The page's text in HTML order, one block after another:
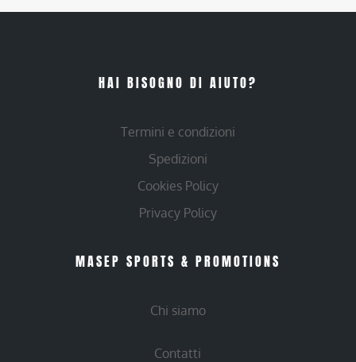
HAI BISOGNO DI AIUTO?
Termini e condizioni
Spedizioni
Cookies Policy
Privacy Policy
MASEP SPORTS & PROMOTIONS
Chi siamo
Contatti